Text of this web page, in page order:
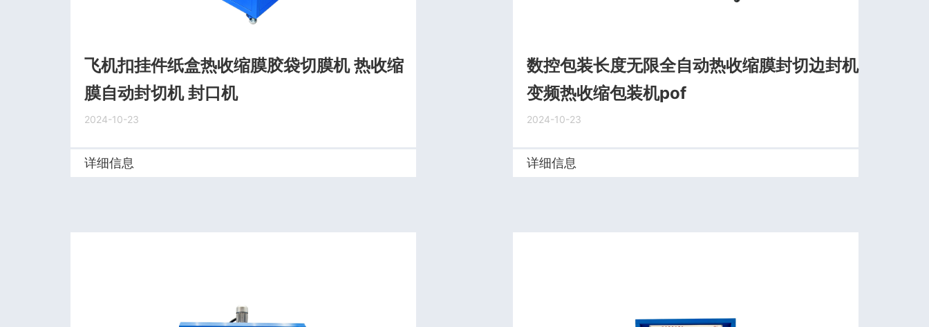
飞机扣挂件纸盒热收缩膜胶袋切膜机 热收缩
膜自动封切机 封口机
2024-10-23
详细信息
数控包装长度无限全自动热收缩膜封切边封机
变频热收缩包装机pof
2024-10-23
详细信息